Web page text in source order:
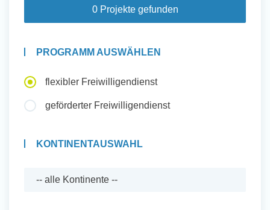
Auslandserfahrung Sammeln
und Sozial Engagieren
Initiativbewerbung
0 Projekte gefunden
PROGRAMM AUSWÄHLEN
flexibler Freiwilligendienst
geförderter Freiwilligendienst
KONTINENTAUSWAHL